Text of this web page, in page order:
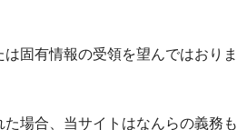
固有情報の受領を望んではおりま
場合、当サイトはなんらの義務も